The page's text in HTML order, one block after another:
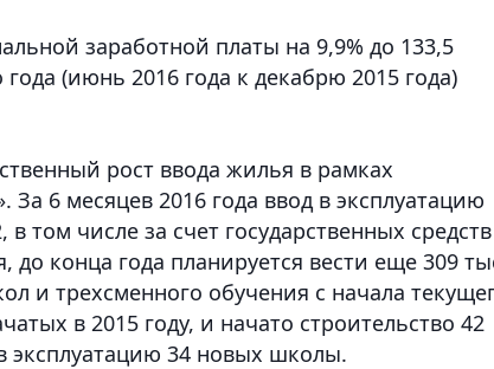
заработной платы на 9,9% до 133,5
(июнь 2016 года к декабрю 2015 года)
рост ввода жилья в рамках
6 месяцев 2016 года ввод в эксплуатацию
том числе за счет государственных средств
конца года планируется вести еще 309
и трехсменного обучения с начала
в 2015 году, и начато строительство 42
эксплуатацию 34 новых школы.